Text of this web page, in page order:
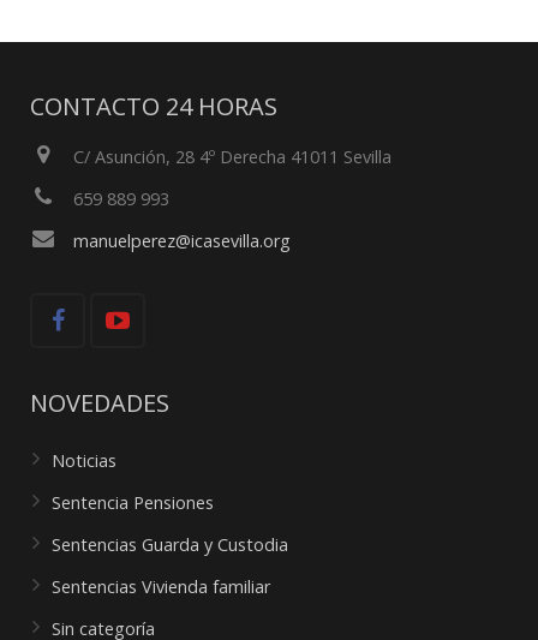
CONTACTO 24 HORAS
C/ Asunción, 28 4º Derecha 41011 Sevilla
659 889 993
manuelperez@icasevilla.org
NOVEDADES
Noticias
Sentencia Pensiones
Sentencias Guarda y Custodia
Sentencias Vivienda familiar
Sin categoría